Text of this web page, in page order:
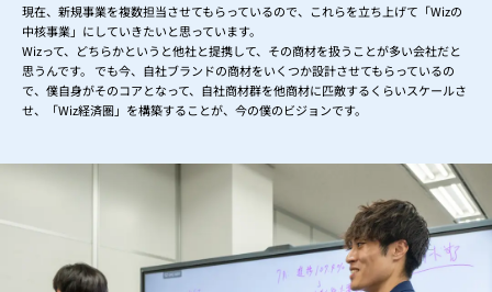
現在、新規事業を複数担当させてもらっているので、これらを立ち上げて「Wizの
中核事業」にしていきたいと思っています。
Wizって、どちらかというと他社と提携して、その商材を扱うことが多い会社だと
思うんです。 でも今、自社ブランドの商材をいくつか設計させてもらっているの
で、僕自身がそのコアとなって、自社商材群を他商材に匹敵するくらいスケールさ
せ、「Wiz経済圏」を構築することが、今の僕のビジョンです。